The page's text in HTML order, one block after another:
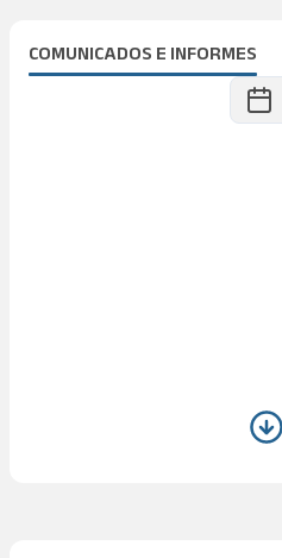
COMUNICADOS E INFORMES